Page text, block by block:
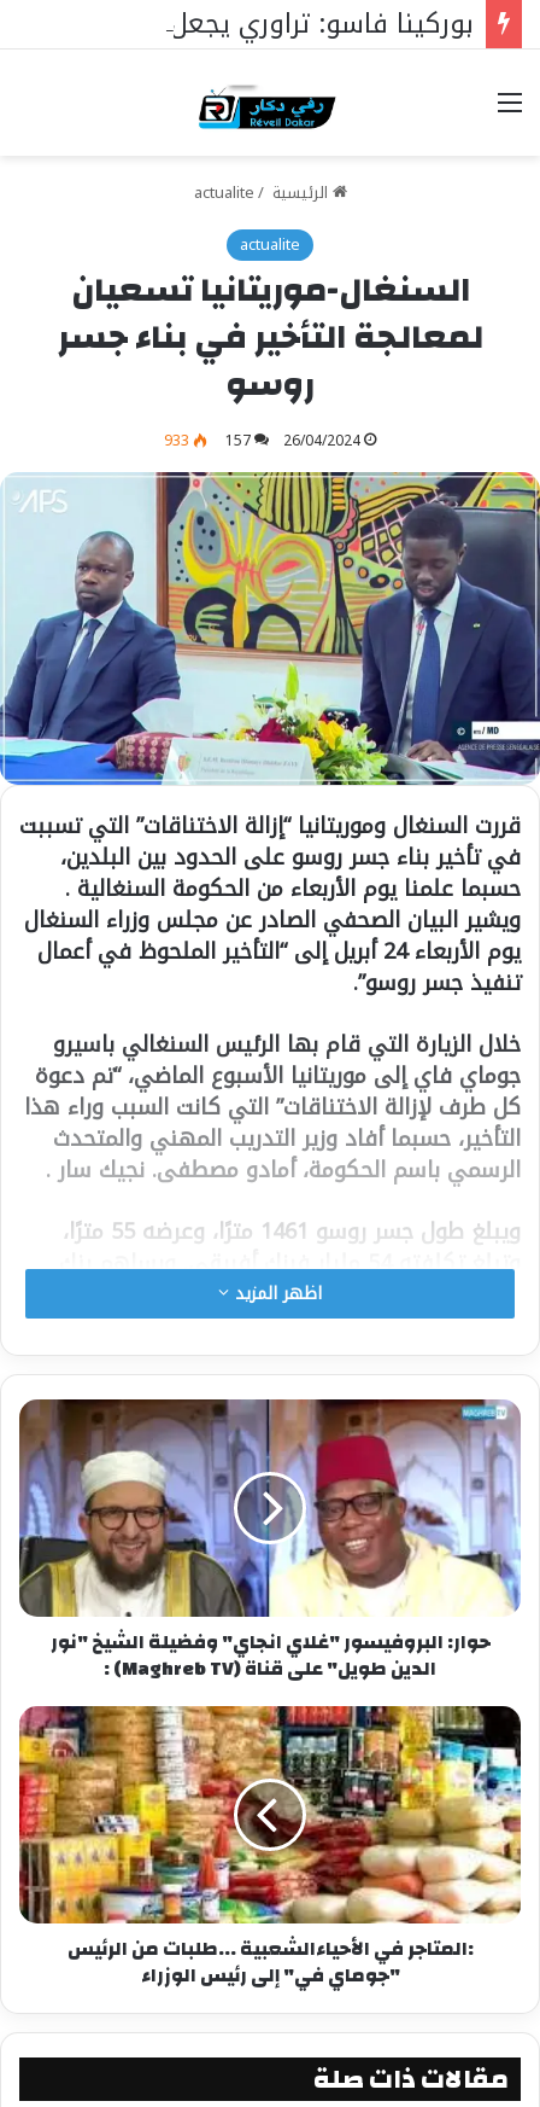
خيارات
الرئيسية /
actualite
actualite
السنغال-موريتانيا تسعيان
لمعالجة التأخير في بناء جسر
روسو
26/04/2024
157
933
قررت السنغال وموريتانيا “إزالة الاختناقات” التي تسببت
في تأخير بناء جسر روسو على الحدود بين البلدين،
حسبما علمنا يوم الأربعاء من الحكومة السنغالية .
ويشير البيان الصحفي الصادر عن مجلس وزراء السنغال
يوم الأربعاء 24 أبريل إلى “التأخير الملحوظ في أعمال
تنفيذ جسر روسو”.
خلال الزيارة التي قام بها الرئيس السنغالي باسيرو
جوماي فاي إلى موريتانيا الأسبوع الماضي، “تم دعوة
كل طرف لإزالة الاختناقات” التي كانت السبب وراء هذا
التأخير، حسبما أفاد وزير التدريب المهني والمتحدث
الرسمي باسم الحكومة، أمادو مصطفى. نجيك سار .
ويبلغ طول جسر روسو 1461 مترًا، وعرضه 55 مترًا،
وتبلغ تكلفته 54 مليار فرنك أفريقي. ويساهم بنك
التنمية الأفريقي في تمويله. ويتم تنفيذ العمل من
قبل شركة صينية.
وأضاف البيان الصحفي الصادر عن مجلس الوزراء أن
قادة البلدين ناقشوا “ضرورة تشكيل كتلة موحدة في
مواجهة المشغل BP، حتى لا يخيب توقعات السكان”.
شارك هذا الموضوع:
فيس بوك X
معجب بهذه:
اظهر المزيد
حوار: البروفيسور "غلاي انجاي" وفضيلة الشيخ "نور
الدين طويل" على قناة (Maghreb TV) :
:المتاجر في الأحياءالشعبية ...طلبات من الرئيس
"جوماي في" إلى رئيس الوزراء
مقالات ذات صلة